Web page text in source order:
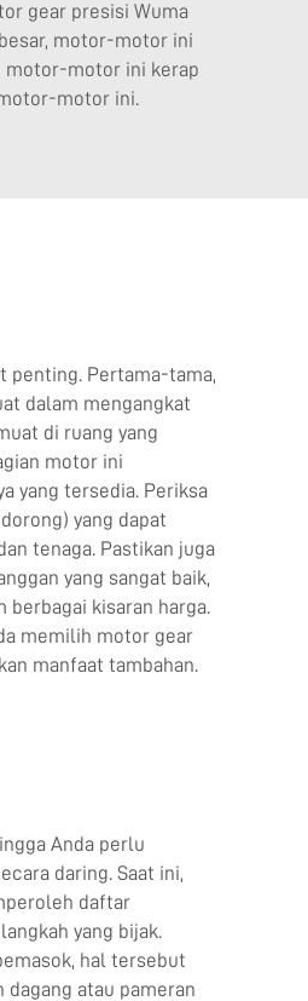
gear presisi Wuma
motor-motor ini
motor-motor ini kerap
motor ini.
penting. Pertama-tama,
dalam mengangkat
di ruang yang
motor ini
yang tersedia. Periksa
yang dapat
tenaga. Pastikan juga
yang sangat baik,
berbagai kisaran harga.
memilih motor gear
manfaat tambahan.
Anda perlu
daring. Saat ini,
daftar
yang bijak.
hal tersebut
atau pameran